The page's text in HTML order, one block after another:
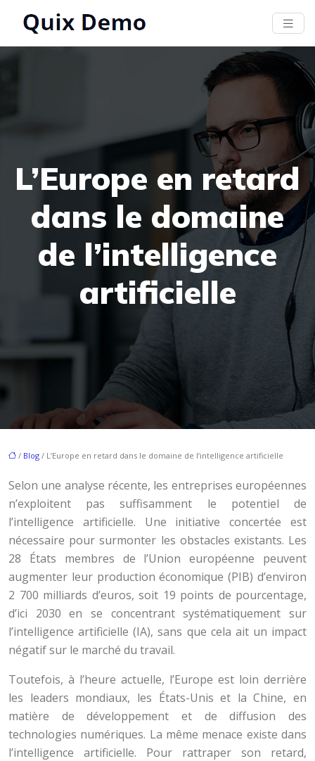
L’Europe en retard
dans le domaine
de l’intelligence
artificielle
/ Blog / L’Europe en retard dans le domaine de l’intelligence artificielle
Selon une analyse récente, les entreprises européennes
n’exploitent pas suffisamment le potentiel de
l’intelligence artificielle. Une initiative concertée est
nécessaire pour surmonter les obstacles existants. Les
28 États membres de l’Union européenne peuvent
augmenter leur production économique (PIB) d’environ
2 700 milliards d’euros, soit 19 points de pourcentage,
d’ici 2030 en se concentrant systématiquement sur
l’intelligence artificielle (IA), sans que cela ait un impact
négatif sur le marché du travail.
Toutefois, à l’heure actuelle, l’Europe est loin derrière
les leaders mondiaux, les États-Unis et la Chine, en
matière de développement et de diffusion des
technologies numériques. La même menace existe dans
l’intelligence artificielle. Pour rattraper son retard,